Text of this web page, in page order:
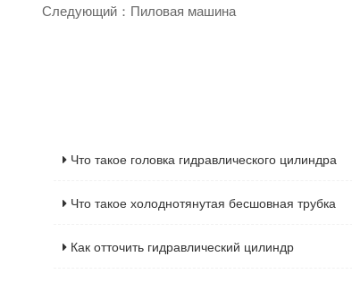
Следующий：Пиловая машина
Что такое головка гидравлического цилиндра
Что такое холоднотянутая бесшовная трубка
Как отточить гидравлический цилиндр